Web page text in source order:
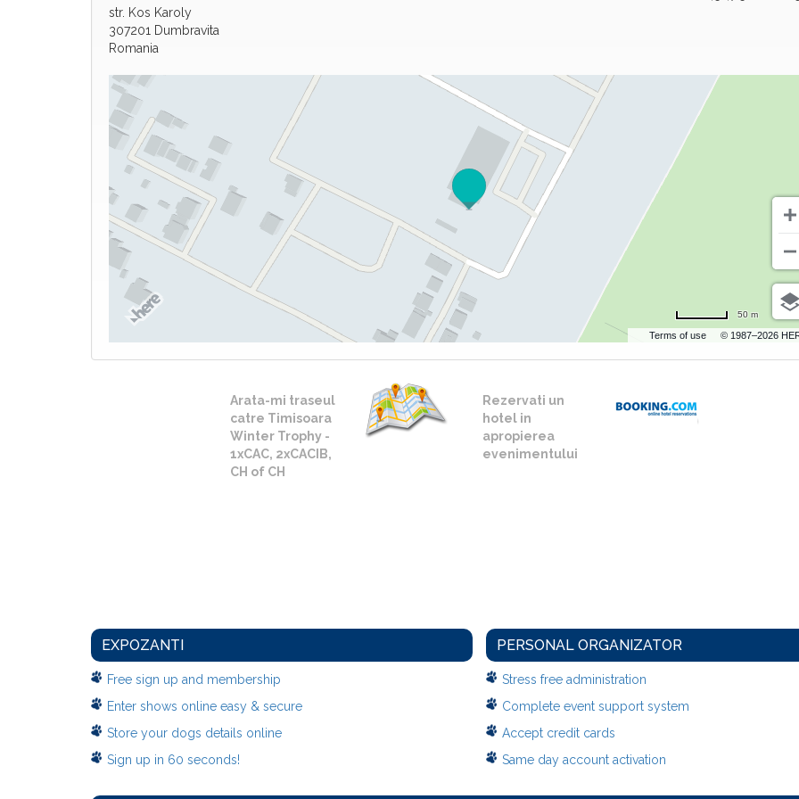
str. Kos Karoly
307201 Dumbravita
Romania
Terms of use © 1987–2026
50 m
Arata-mi traseul
catre Timisoara
Winter Trophy -
1xCAC, 2xCACIB,
CH of CH
Rezervati un
hotel in
apropierea
evenimentului
EXPOZANTI
Free sign up and membership
Enter shows online easy & secure
Store your dogs details online
Sign up in 60 seconds!
PERSONAL ORGANIZATOR
Stress free administration
Complete event support system
Accept credit cards
Same day account activation